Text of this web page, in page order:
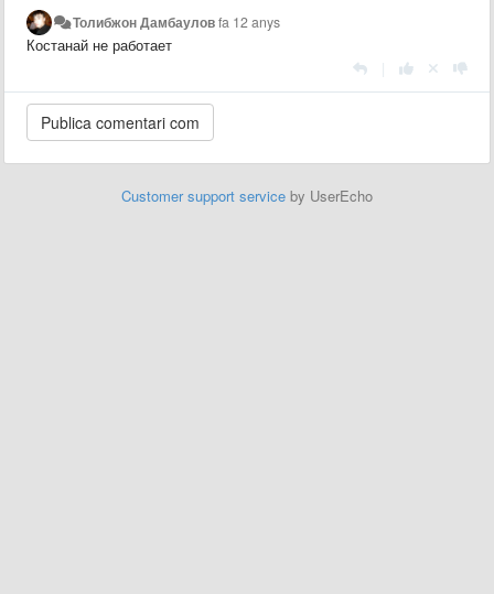
Толибжон Дамбауловfa 12 anys
Костанай не работает
Customer support service by UserEcho